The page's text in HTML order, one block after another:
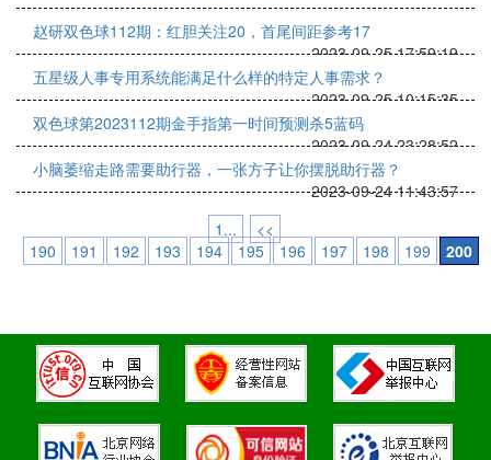
赵研双色球112期：红胆关注20，首尾间距参考17
2023-09-25 17:59:19
五星级人事专用系统能满足什么样的特定人事需求？
2023-09-25 10:15:35
双色球第2023112期金手指第一时间预测杀5蓝码
2023-09-24 23:28:52
小脑萎缩走路需要助行器，一张方子让你摆脱助行器？
2023-09-24 11:43:57
1...
<<
190
191 192 193 194 195 196 197 198 199 200